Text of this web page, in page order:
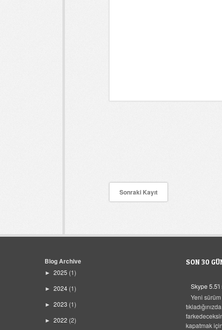
Sonraki Kayıt
Blog Archive
► 2025 (1)
► 2024 (1)
► 2023 (1)
► 2022 (2)
SON 30
Skype 5.5'i
Yeni
kapatmak